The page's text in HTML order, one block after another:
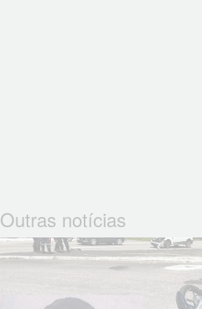
Outras notícias